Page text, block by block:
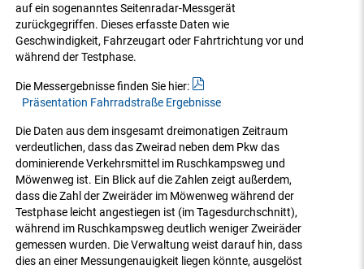
auf ein sogenanntes Seitenradar-Messgerät
zurückgegriffen. Dieses erfasste Daten wie
Geschwindigkeit, Fahrzeugart oder Fahrtrichtung vor und
während der Testphase.
Die Messergebnisse finden Sie hier:
Präsentation Fahrradstraße Ergebnisse
Die Daten aus dem insgesamt dreimonatigen Zeitraum
verdeutlichen, dass das Zweirad neben dem Pkw das
dominierende Verkehrsmittel im Ruschkampsweg und
Möwenweg ist. Ein Blick auf die Zahlen zeigt außerdem,
dass die Zahl der Zweiräder im Möwenweg während der
Testphase leicht angestiegen ist (im Tagesdurchschnitt),
während im Ruschkampsweg deutlich weniger Zweiräder
gemessen wurden. Die Verwaltung weist darauf hin, dass
dies an einer Messungenauigkeit liegen könnte, ausgelöst